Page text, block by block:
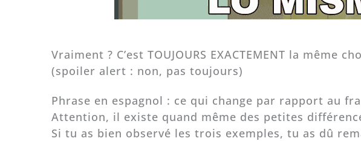
Vraiment ? C’est TOUJOURS EXACTEMENT la même
(spoiler alert : non, pas toujours)
Phrase en espagnol : ce qui change par rapport au
Attention, il existe quand même des petites
Si tu as bien observé les trois exemples, tu as dû